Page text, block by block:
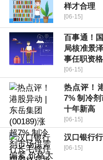
样才合理
[06-15]
百事通！
局核准景
事任职资格
[06-15]
热点评！
7% 制冷
十年新高
[06-15]
汉口银行
[06-15]